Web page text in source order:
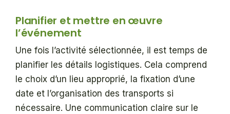
Planifier et mettre en œuvre
l’événement
Une fois l’activité sélectionnée, il est temps de
planifier les détails logistiques. Cela comprend
le choix d’un lieu approprié, la fixation d’une
date et l’organisation des transports si
nécessaire. Une communication claire sur le